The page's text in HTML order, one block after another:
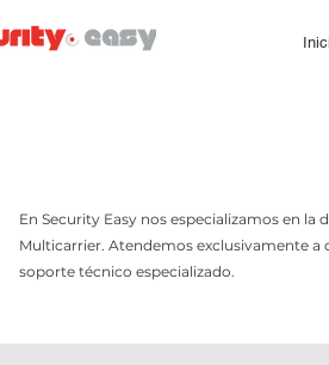
En Security Easy nos especializamos en
Multicarrier. Atendemos exclusivamente a
soporte técnico especializado.